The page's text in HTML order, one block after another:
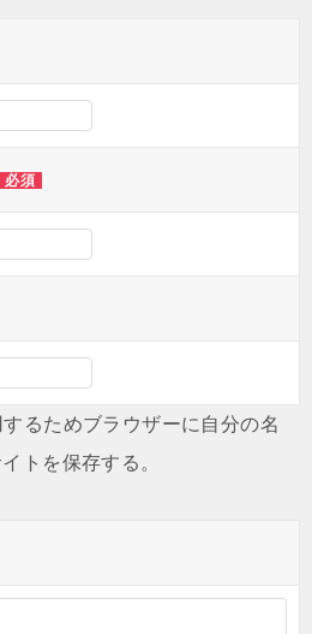
必須
るためブラウザーに自分の名
トを保存する。